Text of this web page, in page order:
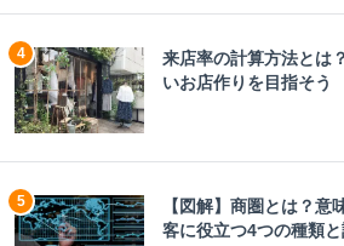
来店率の計算方法とは
いお店作りを目指そう
【図解】商圏とは？意
客に役立つ4つの種類